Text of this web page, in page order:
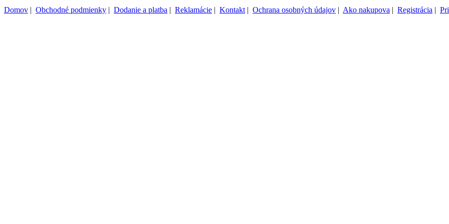
Domov | Obchodné podmienky | Dodanie a platba | Reklamácie | Kontakt | Ochrana osobných údajov | Ako nakupova | Registrácia |